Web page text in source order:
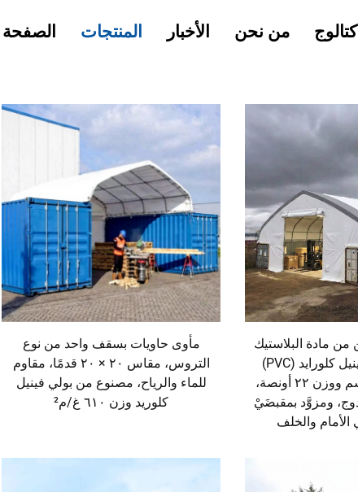
الصفحة المنتجات الأخبار من نحن كتالوج
مادة البلاستيك
المُعَزَّز بالبولي فينيل كلورايد (PVC)
بمقاس ٥٠ × ٤٠ سم ووزن ٢٢ أونصة،
ومزوَّد بمقبضَيْ
الأمام والخلف
مأوى حاويات بسقف واحد من نوع
التروس، مقاس ٢٠ × ٢٠ قدمًا، مقاوم
للماء والرياح، مصنوع من بولي فينيل
كلوريد وزن ٦١٠ غ/م²